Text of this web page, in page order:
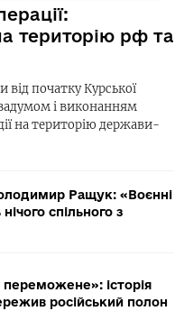
територію рф та
від початку Курської
і виконанням
на територію держави-
Ращук: «Воєнні
спільного з
історія
російський полон